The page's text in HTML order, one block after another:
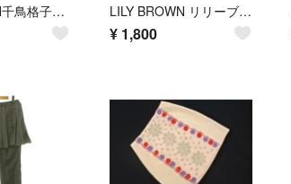
LILY BROWN千鳥格子柄 ミニプリーツスカート LILY BROWN リリーブラウン ミニスカート M 白 【古着】【中古】【送料無料】
¥ 1,800